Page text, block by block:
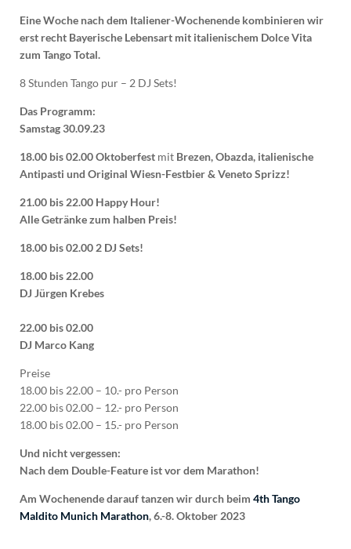
Eine Woche nach dem Italiener-Wochenende kombinieren wir
erst recht Bayerische Lebensart mit italienischem Dolce Vita
zum Tango Total.
8 Stunden Tango pur – 2 DJ Sets!
Das Programm:
Samstag 30.09.23
18.00 bis 02.00 Oktoberfest mit Brezen, Obazda, italienische
Antipasti und Original Wiesn-Festbier & Veneto Sprizz!
21.00 bis 22.00 Happy Hour!
Alle Getränke zum halben Preis!
18.00 bis 02.00 2 DJ Sets!
18.00 bis 22.00
DJ Jürgen Krebes
22.00 bis 02.00
DJ Marco Kang
Preise
18.00 bis 22.00 – 10.- pro Person
22.00 bis 02.00 – 12.- pro Person
18.00 bis 02.00 – 15.- pro Person
Und nicht vergessen:
Nach dem Double-Feature ist vor dem Marathon!
Am Wochenende darauf tanzen wir durch beim 4th Tango
Maldito Munich Marathon, 6.-8. Oktober 2023